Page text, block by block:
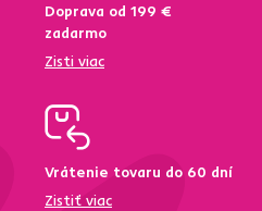
Doprava od 199 €
zadarmo
Zisti viac
Vrátenie tovaru do 60 dní
Zistiť viac